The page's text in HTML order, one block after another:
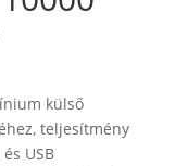
külső
teljesítmény
USB